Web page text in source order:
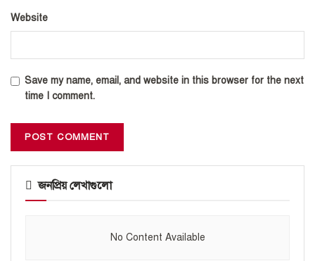
Website
Save my name, email, and website in this browser for the next
time I comment.
জনপ্রিয় লেখাগুলো
No Content Available